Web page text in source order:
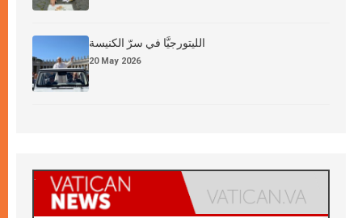
الليتورجيَّا في سرّ الكنيسة
20 May 2026